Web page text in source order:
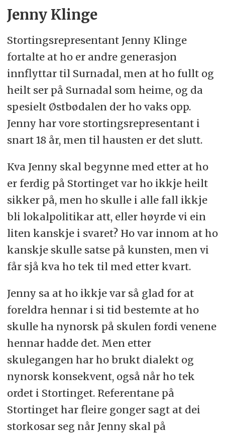
Jenny Klinge
Stortingsrepresentant Jenny Klinge
fortalte at ho er andre generasjon
innflyttar til Surnadal, men at ho fullt og
heilt ser på Surnadal som heime, og da
spesielt Østbødalen der ho vaks opp.
Jenny har vore stortingsrepresentant i
snart 18 år, men til hausten er det slutt.
Kva Jenny skal begynne med etter at ho
er ferdig på Stortinget var ho ikkje heilt
sikker på, men ho skulle i alle fall ikkje
bli lokalpolitikar att, eller høyrde vi ein
liten kanskje i svaret? Ho var innom at ho
kanskje skulle satse på kunsten, men vi
får sjå kva ho tek til med etter kvart.
Jenny sa at ho ikkje var så glad for at
foreldra hennar i si tid bestemte at ho
skulle ha nynorsk på skulen fordi venene
hennar hadde det. Men etter
skulegangen har ho brukt dialekt og
nynorsk konsekvent, også når ho tek
ordet i Stortinget. Referentane på
Stortinget har fleire gonger sagt at dei
storkosar seg når Jenny skal på